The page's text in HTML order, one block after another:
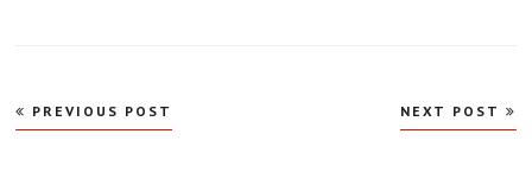
Navegação
de
PREVIOUS POST NEXT POST